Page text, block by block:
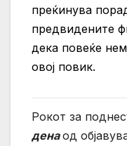
преќинува
предвидените
дека повеќе
овој повик.
Рокот за
дена од